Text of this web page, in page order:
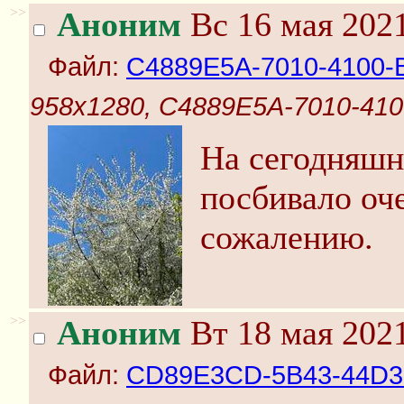
>> Аноним Вс 16 мая
Файл: C4889E5A-7010-
958x1280, C4889E5A-7010-
На
посбивало
сожалению.
>> Аноним Вт 18 мая
Файл: CD89E3CD-5B43-